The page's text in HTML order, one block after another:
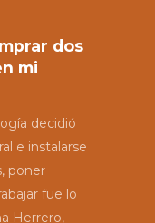
dos
mi
decidió
e instalarse
poner
fue lo
Herrero,